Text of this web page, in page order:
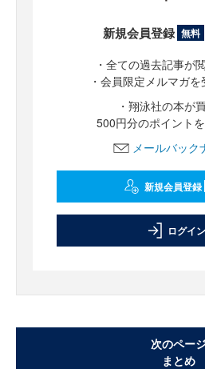
新規会員登録 無料
・全ての過去記事が
・会員限定メルマガ
・翔泳社の本が
500円分のポイント
メールバック
新規会員登録
ログイン
次のペー
まとめ